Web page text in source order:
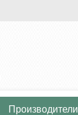
Производители